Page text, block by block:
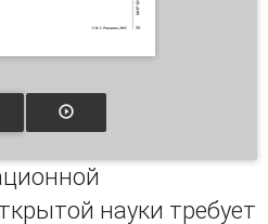
науки требует